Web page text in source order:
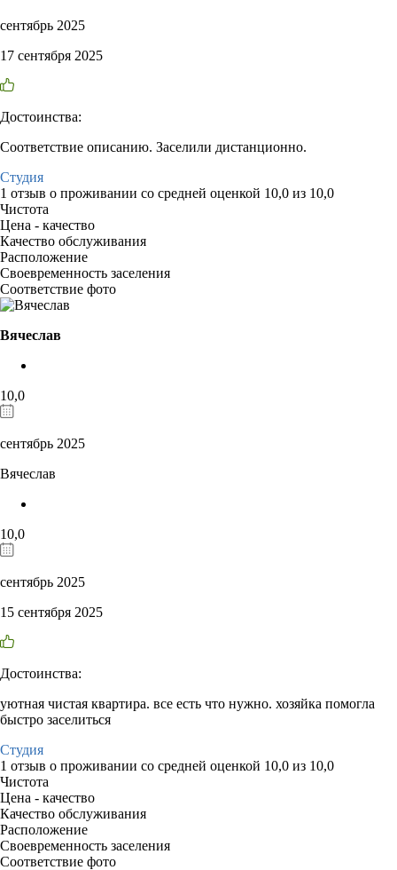
сентябрь 2025
17 сентября 2025
Достоинства:
Соответствие описанию. Заселили дистанционно.
Студия
1 отзыв о проживании со средней оценкой 10,0 из 10,0
Чистота
Цена - качество
Качество обслуживания
Расположение
Своевременность заселения
Соответствие фото
Вячеслав
10,0
сентябрь 2025
Вячеслав
10,0
сентябрь 2025
15 сентября 2025
Достоинства:
уютная чистая квартира. все есть что нужно. хозяйка помогла
быстро заселиться
Студия
1 отзыв о проживании со средней оценкой 10,0 из 10,0
Чистота
Цена - качество
Качество обслуживания
Расположение
Своевременность заселения
Соответствие фото